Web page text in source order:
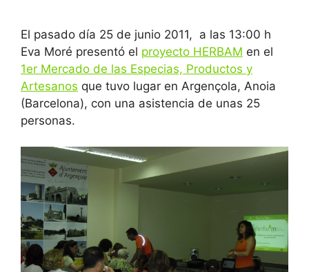
El pasado día 25 de junio 2011, a las 13:00 h
Eva Moré presentó el proyecto HERBAM en el
1er Mercado de las Especias, Productos y
Artesanos que tuvo lugar en Argençola, Anoia
(Barcelona), con una asistencia de unas 25
personas.